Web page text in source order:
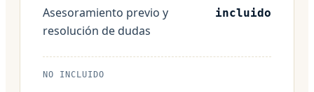
Asesoramiento previo y
resolución de dudas
incluido
NO INCLUIDO